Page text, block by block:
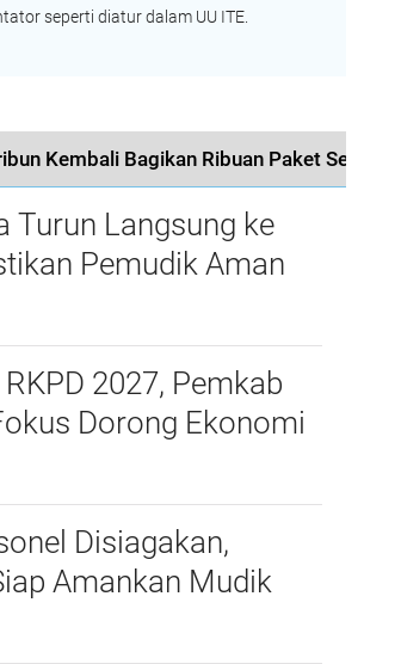
seperti diatur dalam UU ITE.
Kembali Bagikan Ribuan Paket Sembako
Turun Langsung ke
Pemudik Aman
di Pesawaran
2027, Pemkab
Dorong Ekonomi
Disiagakan,
Amankan Mudik